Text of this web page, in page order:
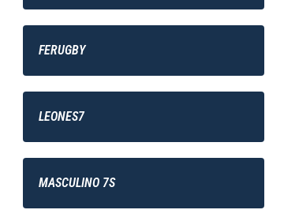
FERUGBY
LEONES7
MASCULINO 7S